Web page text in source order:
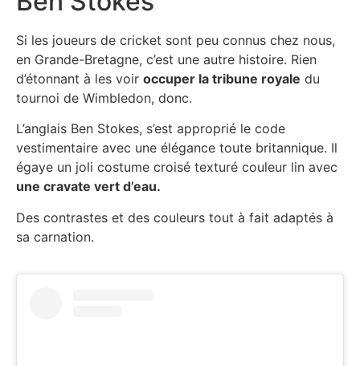
Si les joueurs de cricket sont peu connus chez nous,
en Grande-Bretagne, c’est une autre histoire. Rien
d’étonnant à les voir occuper la tribune royale du
tournoi de Wimbledon, donc.
L’anglais Ben Stokes, s’est approprié le code
vestimentaire avec une élégance toute britannique. Il
égaye un joli costume croisé texturé couleur lin avec
une cravate vert d’eau.
Des contrastes et des couleurs tout à fait adaptés à
sa carnation.